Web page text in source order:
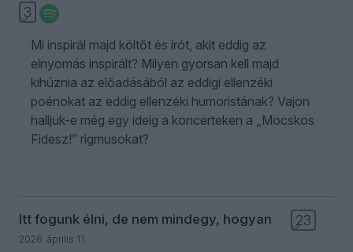
3
Mi inspirál majd költőt és írót, akit eddig az
elnyomás inspirált? Milyen gyorsan kell majd
kihúznia az előadásából az eddigi ellenzéki
poénokat az eddig ellenzéki humoristának? Vajon
halljuk-e még egy ideig a koncerteken a „Mocskos
Fidesz!” rigmusokat?
Itt fogunk élni, de nem mindegy, hogyan
2026. április 11.
23